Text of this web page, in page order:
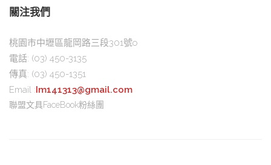
關注我們
桃園市中壢區龍岡路三段301號o
電話: (03) 450-3135
傳真: (03) 450-1351
Email :Im141313@gmail.com
聯盟文具FaceBook粉絲團